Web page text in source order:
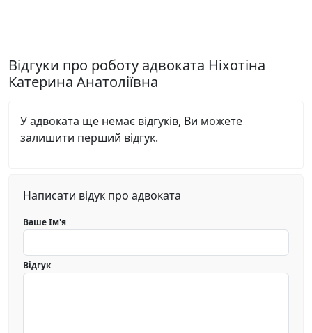
Відгуки про роботу адвоката Ніхотіна
Катерина Анатоліївна
У адвоката ще немає відгуків, Ви можете
залишити перший відгук.
Написати відук про адвоката
Ваше Ім'я
Відгук